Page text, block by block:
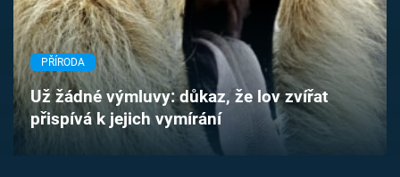
TV Program
Časopis
Sledujte prima+
PŘÍRODA
Už žádné výmluvy: důkaz, že lov zvířat
přispívá k jejich vymírání